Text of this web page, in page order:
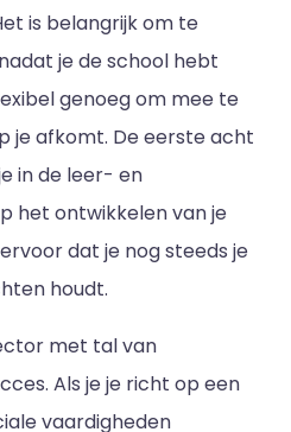
is belangrijk om te
je de school hebt
genoeg om mee te
je afkomt. De eerste acht
in de leer- en
het ontwikkelen van je
dat je nog steeds je
houdt.
met tal van
Als je je richt op een
vaardigheden